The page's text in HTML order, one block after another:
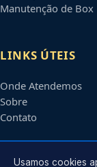
Manutenção de Box
LINKS ÚTEIS
Onde Atendemos
Sobre
Contato
CONTATO
Usamos cookies